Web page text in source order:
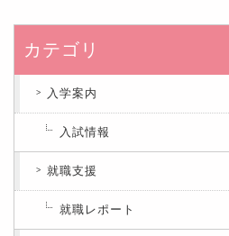
カテゴリ
入学案内
入試情報
就職支援
就職レポート